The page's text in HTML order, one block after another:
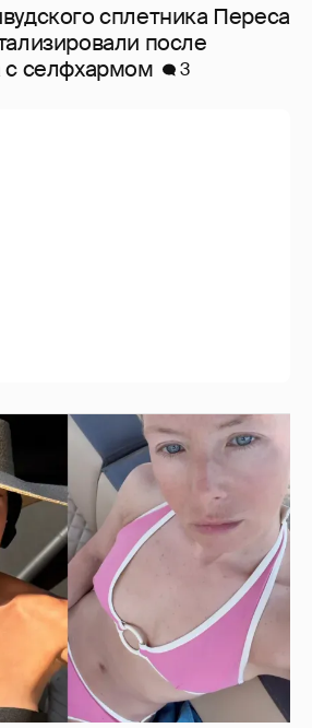
сплетника Переса
после
с селфхармом
3